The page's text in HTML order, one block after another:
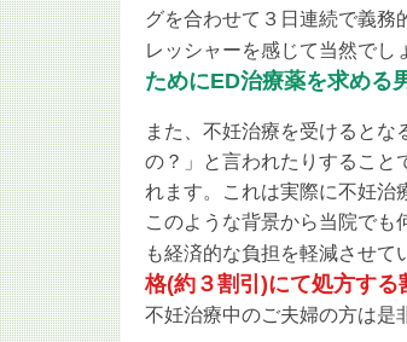
グを合わせて３日連続で義務
レッシャーを感じて当然でし
ためにED治療薬を求める
また、不妊治療を受けると
の？」と言われたりすること
れます。これは実際に不妊治
このような背景から当院で
も経済的な負担を軽減させて
格(約３割引)にて処方する
不妊治療中のご夫婦の方は是